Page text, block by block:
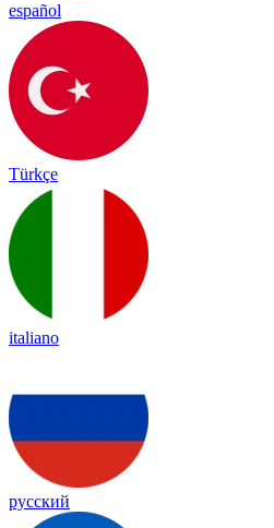
español
Türkçe
italiano
русский